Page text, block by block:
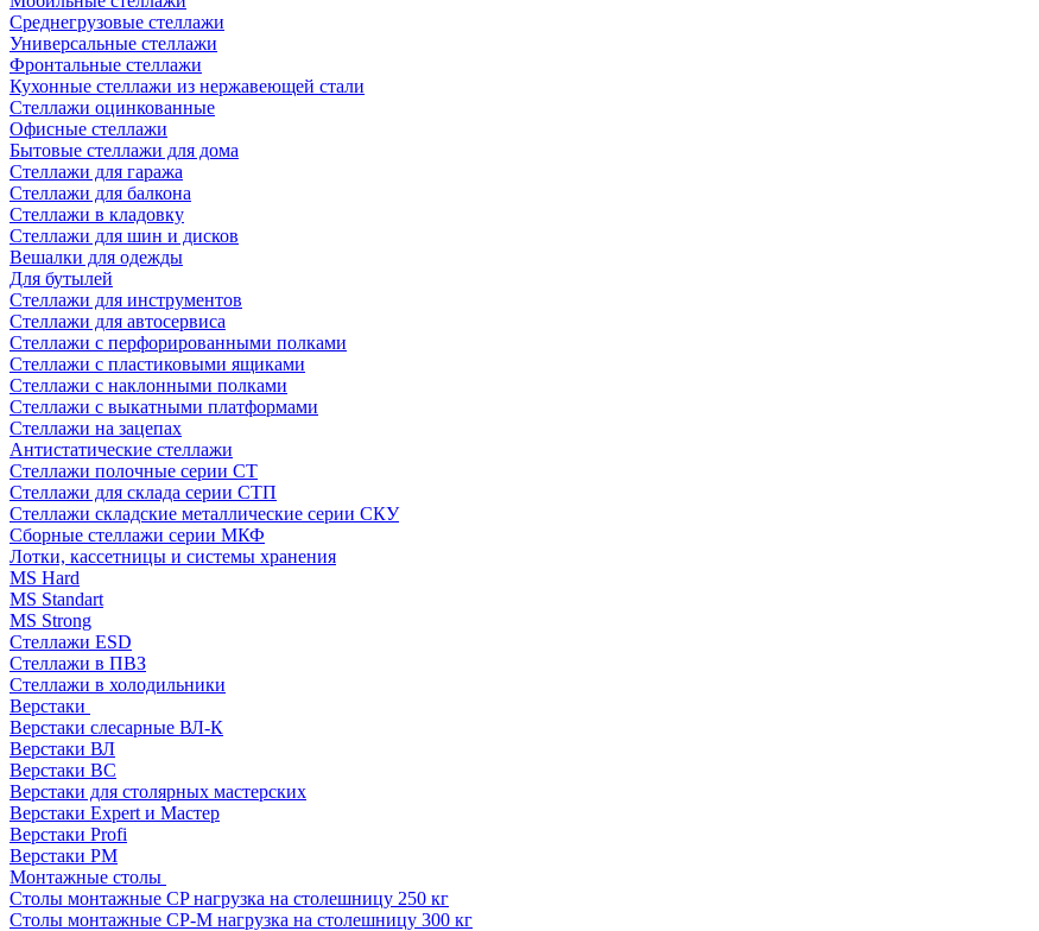
Среднегрузовые стеллажи
Универсальные стеллажи
Фронтальные стеллажи
Кухонные стеллажи из нержавеющей стали
Стеллажи оцинкованные
Офисные стеллажи
Бытовые стеллажи для дома
Стеллажи для гаража
Стеллажи для балкона
Стеллажи в кладовку
Стеллажи для шин и дисков
Вешалки для одежды
Для бутылей
Стеллажи для инструментов
Стеллажи для автосервиса
Стеллажи с перфорированными полками
Стеллажи с пластиковыми ящиками
Стеллажи с наклонными полками
Стеллажи с выкатными платформами
Стеллажи на зацепах
Антистатические стеллажи
Стеллажи полочные серии СТ
Стеллажи для склада серии СТП
Стеллажи складские металлические серии СКУ
Сборные стеллажи серии МКФ
Лотки, кассетницы и системы хранения
MS Hard
MS Standart
MS Strong
Стеллажи ESD
Стеллажи в ПВЗ
Стеллажи в холодильники
Верстаки
Верстаки слесарные ВЛ-К
Верстаки ВЛ
Верстаки ВС
Верстаки для столярных мастерских
Верстаки Expert и Мастер
Верстаки Profi
Верстаки РМ
Монтажные столы
Столы монтажные СP нагрузка на столешницу 250 кг
Столы монтажные СР-М нагрузка на столешницу 300 кг